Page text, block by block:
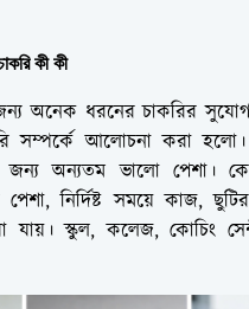
কী কী
অনেক ধরনের চাকরির
সম্পর্কে আলোচনা করা
জন্য অন্যতম ভালো পেশা।
নির্দিষ্ট সময়ে কাজ,
যায়। স্কুল, কলেজ, কোচিং